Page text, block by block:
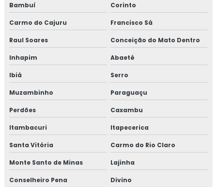
Bambuí Corinto
Carmo do Cajuru Francisco Sá
Raul Soares Conceição do Mato Dentro
Inhapim Abaeté
Ibiá Serro
Muzambinho Paraguaçu
Perdões Caxambu
Itambacuri Itapecerica
Santa Vitória Carmo do Rio Claro
Monte Santo de Minas Lajinha
Conselheiro Pena Divino